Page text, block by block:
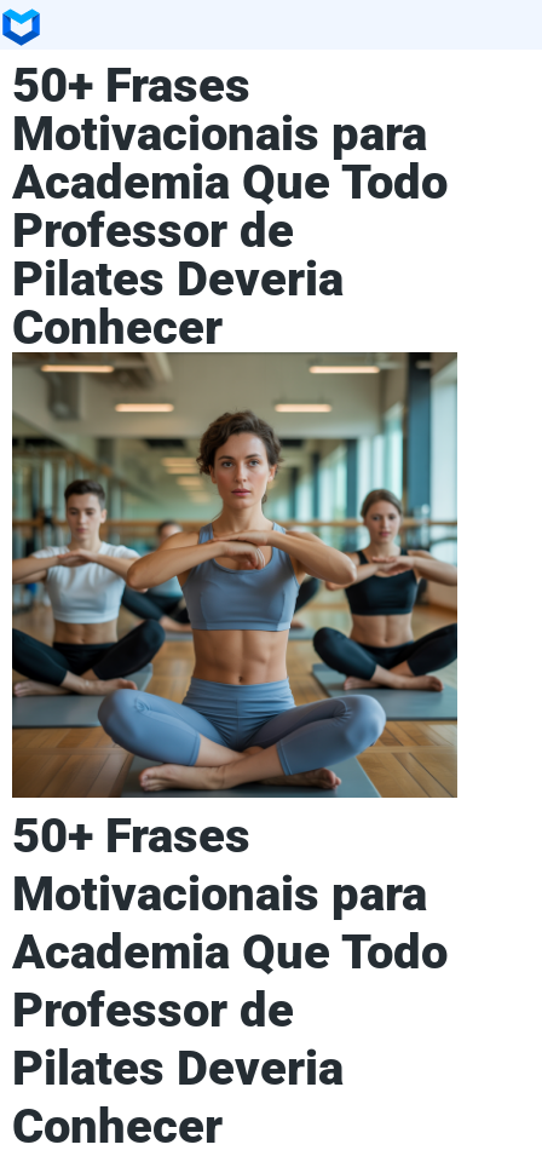
50+ Frases
Motivacionais para
Academia Que Todo
Professor de
Pilates Deveria
Conhecer
50+ Frases
Motivacionais para
Academia Que Todo
Professor de
Pilates Deveria
Conhecer